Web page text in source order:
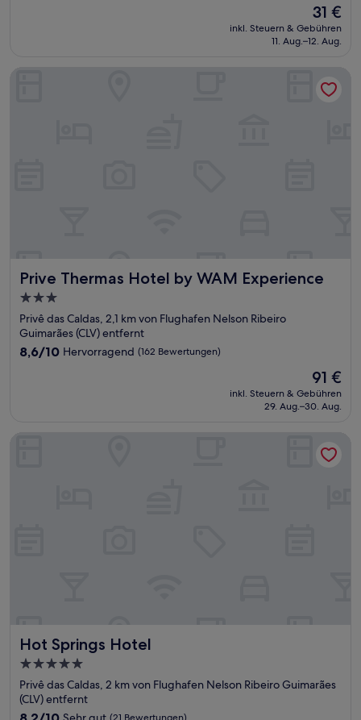
Bewertungen)
Der
Preis
beträgt
31 €
inkl. Steuern & Gebühren
11. Aug.–12. Aug.
Prive Thermas Hotel by WAM Experience
Prive Thermas Hotel by WAM Experience
3.0-
Sterne-
Unterkunft
Privê das Caldas, 2,1 km von Flughafen Nelson Ribeiro
Guimarães (CLV) entfernt
8.6
8,6/10 Hervorragend (162 Bewertungen)
Der
Preis
beträgt
91 €
inkl. Steuern & Gebühren
29. Aug.–30. Aug.
Prive Thermas Hotel by WAM Experience
Hot Springs Hotel
Hot Springs Hotel
5.0-
Sterne-
Unterkunft
Privê das Caldas, 2 km von Flughafen Nelson Ribeiro Guimarães
(CLV) entfernt
8.2
(21 Bewertungen)